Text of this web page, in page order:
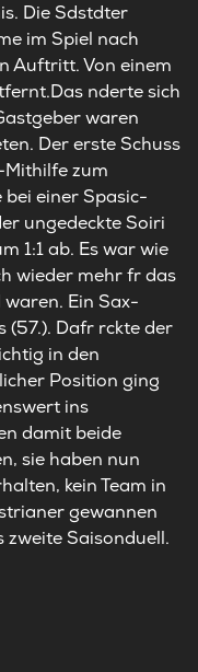
Die Sdstdter
im Spiel nach
Auftritt. Von einem
nderte sich
waren
Der erste Schuss
zum
einer Spasic-
ungedeckte Soiri
1:1 ab. Es war wie
wieder mehr fr das
Ein Sax-
(57.). Dafr rckte der
in den
Position ging
ins
damit beide
sie haben nun
kein Team in
gewannen
zweite Saisonduell.